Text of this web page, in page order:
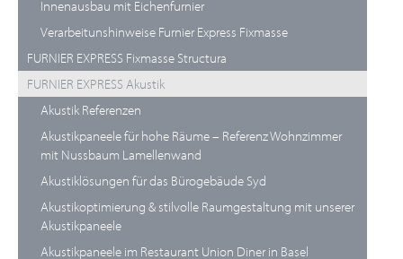
Innenausbau mit Eichenfurnier
Verarbeitunshinweise Furnier Express Fixmasse
FURNIER EXPRESS Fixmasse Structura
FURNIER EXPRESS Akustik
Akustik Referenzen
Akustikpaneele für hohe Räume – Referenz Wohnzimmer
mit Nussbaum Lamellenwand
Akustiklösungen für das Bürogebäude Syd
Akustikoptimierung & stilvolle Raumgestaltung mit unserer
Akustikpaneele
Akustikpaneele im Restaurant Union Diner in Basel